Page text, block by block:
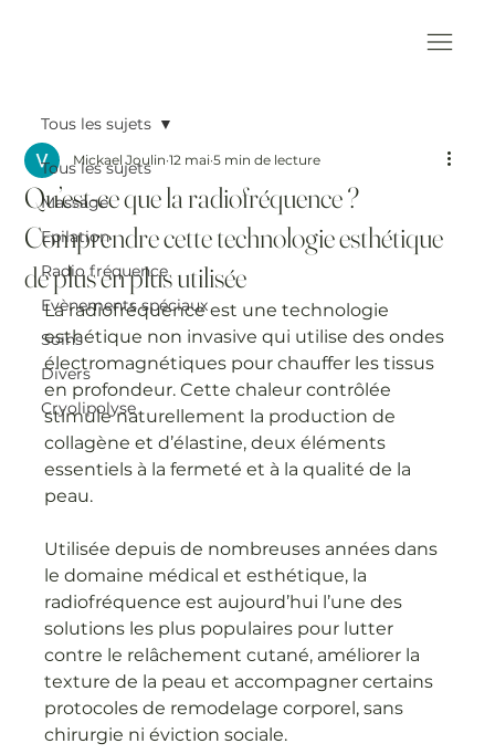
Tous les sujets
Massage
Epilation
Radio fréquence
Evènements spéciaux
Soins
Divers
Cryolipolyse
Tous les sujets
Qu’est-ce que la radiofréquence ?
Comprendre cette technologie esthétique
de plus en plus utilisée
Mickael Joulin 12 mai 5 min de lecture
La radiofréquence est une technologie
esthétique non invasive qui utilise des ondes
électromagnétiques pour chauffer les tissus
en profondeur. Cette chaleur contrôlée
stimule naturellement la production de
collagène et d’élastine, deux éléments
essentiels à la fermeté et à la qualité de la
peau.
Utilisée depuis de nombreuses années dans
le domaine médical et esthétique, la
radiofréquence est aujourd’hui l’une des
solutions les plus populaires pour lutter
contre le relâchement cutané, améliorer la
texture de la peau et accompagner certains
protocoles de remodelage corporel, sans
chirurgie ni éviction sociale.